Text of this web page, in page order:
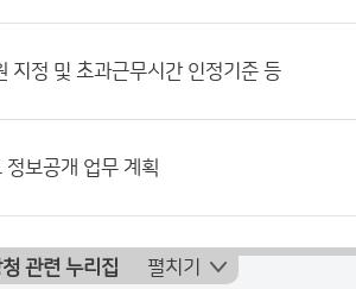
지정 및 초과근무시간 인정기준 등
보공개 업무 계획
관련 누리집 펼치기